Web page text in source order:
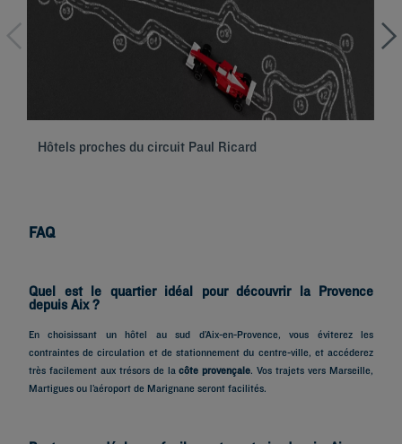
Hôtels proches du circuit Paul Ricard
FAQ
Quel est le quartier idéal pour découvrir la Provence
depuis Aix ?
En choisissant un hôtel au sud d’Aix-en-Provence, vous éviterez les
contraintes de circulation et de stationnement du centre-ville, et accéderez
très facilement aux trésors de lacôte provençale. Vos trajets vers Marseille,
Martigues ou l’aéroport de Marignane seront facilités.